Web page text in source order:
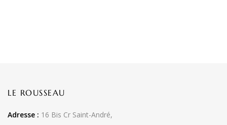
LE ROUSSEAU
Adresse : 16 Bis Cr Saint-André,